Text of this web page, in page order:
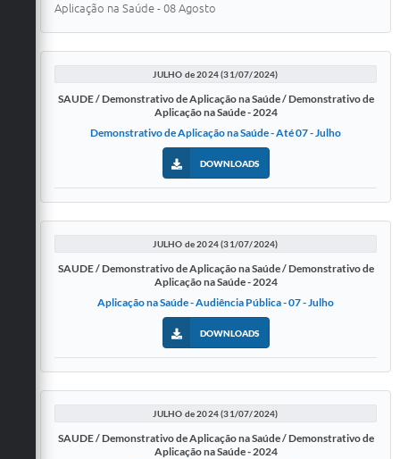
Aplicação na Saúde - 08 Agosto
JULHO de 2024 (31/07/2024)
SAUDE / Demonstrativo de Aplicação na Saúde / Demonstrativo de
Aplicação na Saúde - 2024
Demonstrativo de Aplicação na Saúde - Até 07 - Julho
DOWNLOADS
JULHO de 2024 (31/07/2024)
SAUDE / Demonstrativo de Aplicação na Saúde / Demonstrativo de
Aplicação na Saúde - 2024
Aplicação na Saúde - Audiência Pública - 07 - Julho
DOWNLOADS
JULHO de 2024 (31/07/2024)
SAUDE / Demonstrativo de Aplicação na Saúde / Demonstrativo de
Aplicação na Saúde - 2024